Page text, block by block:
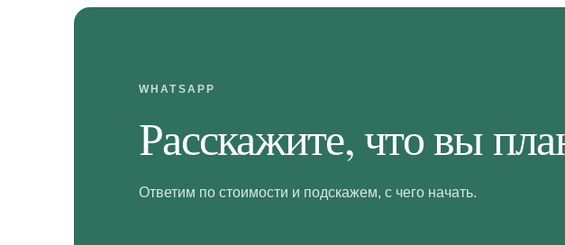
WHATSAPP
Расскажите, что вы
Ответим по стоимости и подскажем, с чего начать.